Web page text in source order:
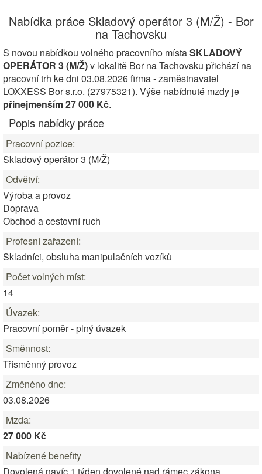
Nabídka práce Skladový operátor 3 (M/Ž) - Bor
na Tachovsku
S novou nabídkou volného pracovního místaSKLADOVÝ
OPERÁTOR 3 (M/Ž)v lokalitě Bor na Tachovsku přichází na
pracovní trh ke dni 03.08.2026 firma - zaměstnavatel
LOXXESS Bor s.r.o. (27975321). Výše nabídnuté mzdy je
přinejmenším 27 000 Kč.
Popis nabídky práce
Pracovní pozice:
Skladový operátor 3 (M/Ž)
Odvětví:
Výroba a provoz
Doprava
Obchod a cestovní ruch
Profesní zařazení:
Skladníci, obsluha manipulačních vozíků
Počet volných míst:
14
Úvazek:
Pracovní poměr - plný úvazek
Směnnost:
Třísměnný provoz
Změněno dne:
03.08.2026
Mzda:
27 000 Kč
Nabízené benefity